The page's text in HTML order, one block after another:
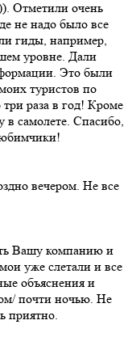
Отметили очень
не надо было все
гиды, например,
уровне. Дали
Это были
туристов по
раза в год! Кроме
в самолете. Спасибо,
вечером. Не все
Вашу компанию и
уже слетали и все
объяснения и
почти ночью. Не
приятно.